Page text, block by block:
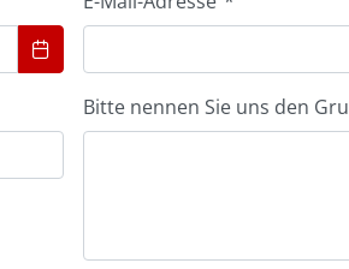
Bitte nennen Sie uns den